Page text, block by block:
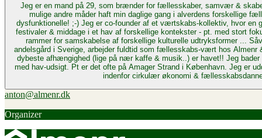
Jeg er en mand på 29, som brænder for fællesskaber, samvær & skabelsen af en bæredygtig livsstil. Jeg har
mulige andre måder haft min daglige gang i alverdens forskellige
dysfunktionelle! ;-) Jeg er co-founder af et værtskabs-kollektiv, hvor en gruppe venner og jeg dyrker værtskabets mange forskellige facetter: Vi arrangerer events,
festivaler & middage i et hav af forskellige kontekster - pt. med stort
rammer for samskabelse af forskellige kulturelle udtryksformer ... Såvel som at skabe nogle fede
andelsgård i Sverige, arbejder fuldtid som fællesskabs-vært hos
dybeste afhængighed (lige på nær kaffe & musik..) er havet!! Jeg
med hav-udsigt. Pt er det ofte på Amager Strand i København. Jeg er uddannet Kaospilot & har bred arbejdserfaring indenfor process design & facilitering - særligt
indenfor cirkulær økonomi &
anton@almenr.dk
Organizer